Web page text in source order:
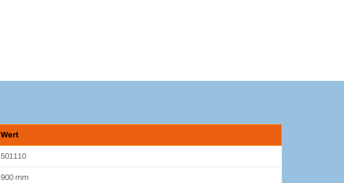
Wert
501110
900 mm